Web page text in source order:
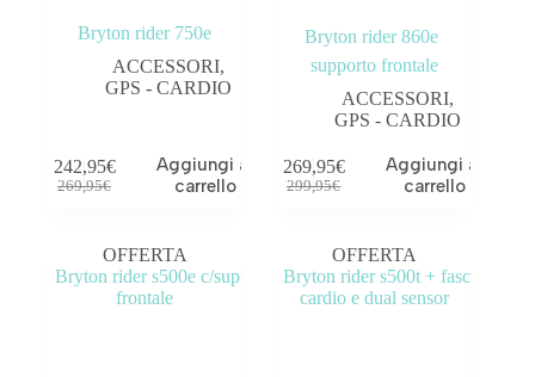
Bryton rider 750e
ACCESSORI,
GPS - CARDIO
269,95€
242,95€
Aggiungi al
carrello
Bryton rider 860e 
supporto frontale
ACCESSORI,
GPS - CARDIO
299,95€
269,95€
Aggiungi al
carrello
OFFERTA OFFERTA